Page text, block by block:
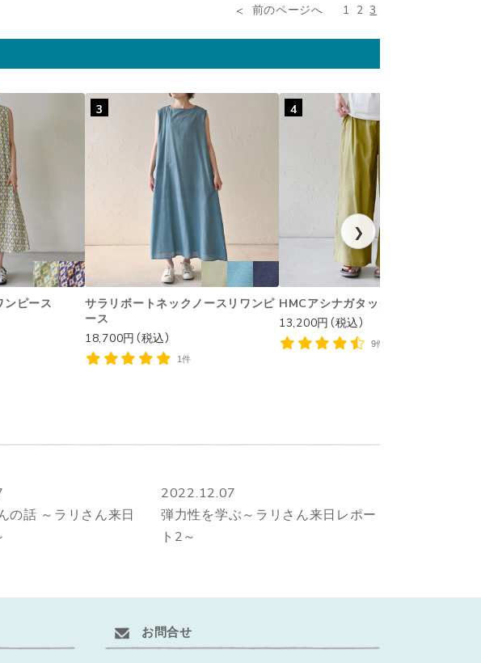
前のページへ 1 2 3
ンピース
3
サラリボートネックノースリワンピ
ース
18,700円（税込）
1件
4
HMCアシナガタックパンツ
13,200円（税込）
9件
❯
の話 ～ラリさん来日
2022.12.07
弾力性を学ぶ～ラリさん来日レポー
ト2～
お問合せ